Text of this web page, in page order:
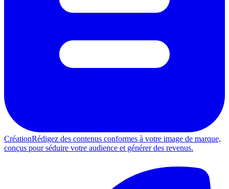
CréationRédigez des contenus conformes à votre image de marque,
conçus pour séduire votre audience et générer des revenus.